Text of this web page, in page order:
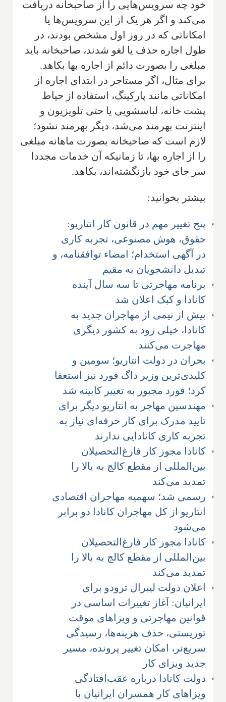
خود چه سرویس‌هایی را از صاحبخانه دریافت
می‌کند و اگر هر یک از این سرویس‌ها یا
امکاناتی که در روز اول مشخص بودند، در
طول اجاره حذف یا لغو شدند، صاحبخانه باید
مبلغی را بصورت دائم از اجاره بها بکاهد.
برای مثال، اگر مستاجر در ابتدای اجاره از
امکاناتی مانند پارکینگ، استفاده از حیاط
پشت خانه، لباسشویی یا حتی تلویزیون و
اینترنت بهرمند می‌شد، دیگر بهرمند نشود؛
لازم است که صاحبخانه بصورت ماهانه مبلغی
را از اجاره بها، تا زمانیکه آن خدمات مجددا
سر جای خود بازنگشته‌اند، بکاهد.
بیشتر بخوانید:
پنج تغییر مهم در قانون کار انتاریو:
حقوق، هوش مصنوعی، تجربه کاری
در آگهی استخدام؛ امضاء توافقنامه، و
تبدیل دانشجویان به مقیم
برنامه مهاجرتی تا سه سال آینده
کانادا و کبک اعلان شد
بیش از نیمی از مهاجران جدید به
کانادا، خیلی زود به کشور دیگری
مهاجرت می‌کنند
بحران در دولت انتاریو؛ سومین و
کلیدی‌ترین وزیر داگ فورد نیز استعفا
کرد؛ فورد مجبور به تغییر کابینه شد
مهندسین مهاجر به انتاریو دیگر برای
تایید مدرک برای کار حرفه‌ای نیاز به
تجربه کاری کانادایی ندارند
کانادا مجوز کار ‌فارغ‌التحصیلان
بین‌المللی از مقطع کالج به بالا را
تمدید می‌کند
رسمی شد؛ سهمیه مهاجران اقتصادی
انتاریو از کل مهاجران کانادا دو برابر
می‌شود
کانادا مجوز کار ‌فارغ‌التحصیلان
بین‌المللی از مقطع کالج به بالا را
تمدید می‌کند
اعلان دولت لیبرال ترودو برای
ایرانیان: آغاز تغییرات اساسی در
قوانین مهاجرتی و ویزاهای موقت
توریستی، حذف هزینه‌ها، رسیدگی
سریع‌تر، امکان تغییر پرونده، مسیر
جدید ویزای کار
دولت کانادا درباره عقب‌افتادگی
ویزاهای کار همسران ایرانیان با